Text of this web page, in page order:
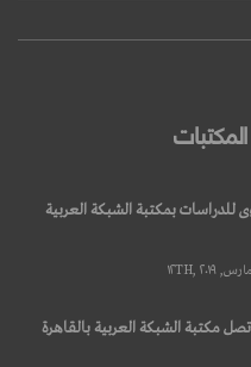
للدراسات بمكتبة الشبكة العربية
مارس, ۱۲TH, ۲۰۱۹
مكتبة الشبكة العربية بالقاهرة